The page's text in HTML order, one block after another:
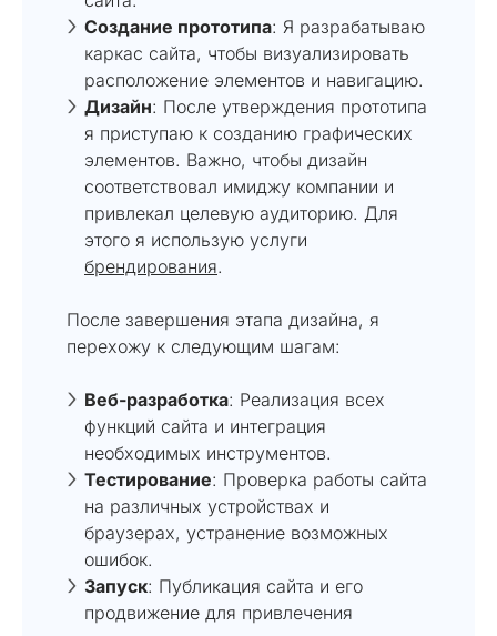
Создание прототипа: Я разрабатываю
каркас сайта, чтобы визуализировать
расположение элементов и навигацию.
Дизайн: После утверждения прототипа
я приступаю к созданию графических
элементов. Важно, чтобы дизайн
соответствовал имиджу компании и
привлекал целевую аудиторию. Для
этого я использую услуги
брендирования.
После завершения этапа дизайна, я
перехожу к следующим шагам:
Веб-разработка: Реализация всех
функций сайта и интеграция
необходимых инструментов.
Тестирование: Проверка работы сайта
на различных устройствах и
браузерах, устранение возможных
ошибок.
Запуск: Публикация сайта и его
продвижение для привлечения